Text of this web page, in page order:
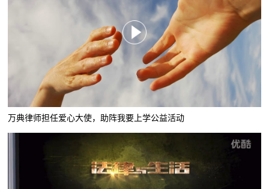
万典律师担任爱心大使，助阵我要上学公益活动